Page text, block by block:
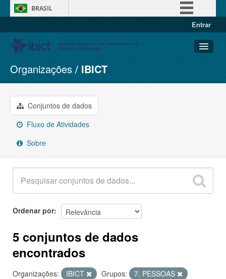
BRASIL
Entrar
Conjuntos de dados
Organizações
Grupos
Sobre
Organizações IBICT
Conjuntos de dados
Fluxo de Atividades
Sobre
Ordenar por
5 conjuntos de dados
encontrados
Organizações: IBICT Grupos:
7. PESSOAS